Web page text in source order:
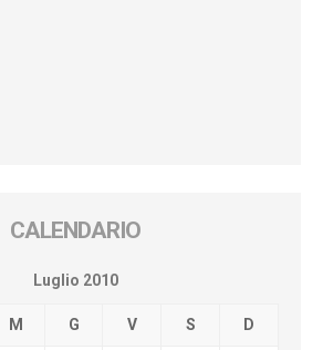
CALENDARIO
Luglio 2010
M G V S D